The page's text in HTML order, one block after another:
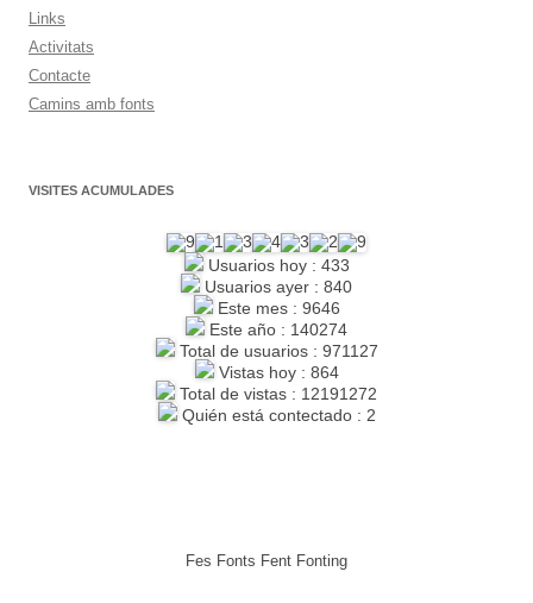
Links
Activitats
Contacte
Camins amb fonts
VISITES ACUMULADES
Usuarios hoy : 433
Usuarios ayer : 840
Este mes : 9646
Este año : 140274
Total de usuarios : 971127
Vistas hoy : 864
Total de vistas : 12191272
Quién está contectado : 2
Fes Fonts Fent Fonting